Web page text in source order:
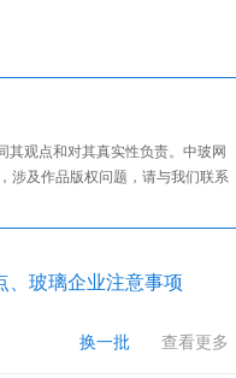
其观点和对其真实性负责。中玻网
涉及作品版权问题，请与我们联系
、玻璃企业注意事项
查看更多
换一批